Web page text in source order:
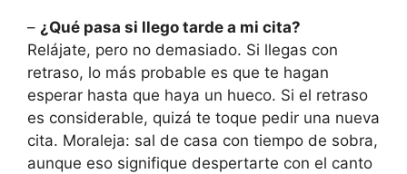
– ¿Qué pasa si llego tarde a mi cita?
Relájate, pero no demasiado. Si llegas con
retraso, lo más probable es que te hagan
esperar hasta que haya un hueco. Si el retraso
es considerable, quizá te toque pedir una nueva
cita. Moraleja: sal de casa con tiempo de sobra,
aunque eso signifique despertarte con el canto